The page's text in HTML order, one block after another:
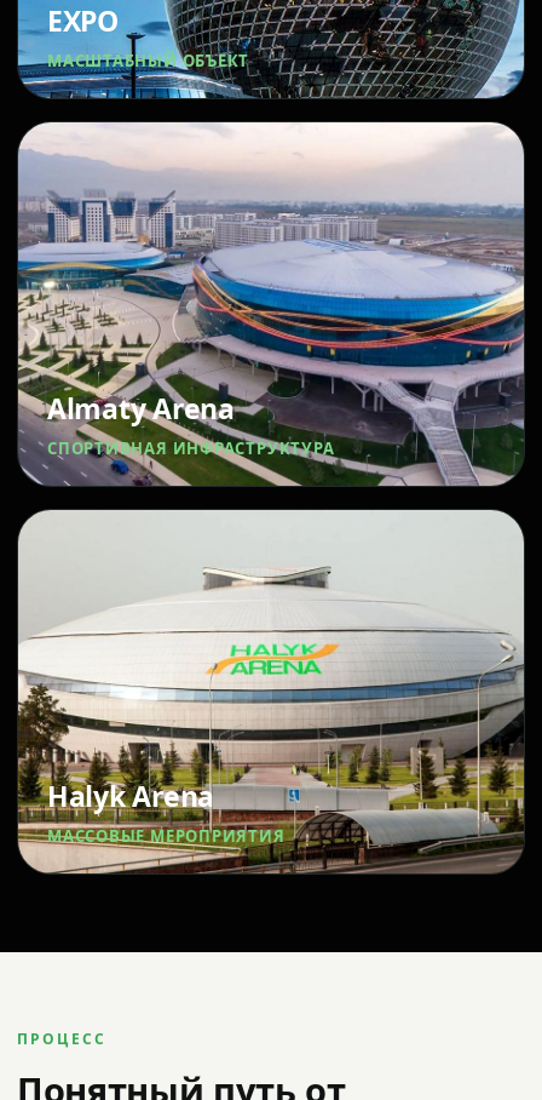
EXPO
МАСШТАБНЫЙ ОБЪЕКТ
Almaty Arena
СПОРТИВНАЯ ИНФРАСТРУКТУРА
Halyk Arena
МАССОВЫЕ МЕРОПРИЯТИЯ
ПРОЦЕСС
Понятный путь от